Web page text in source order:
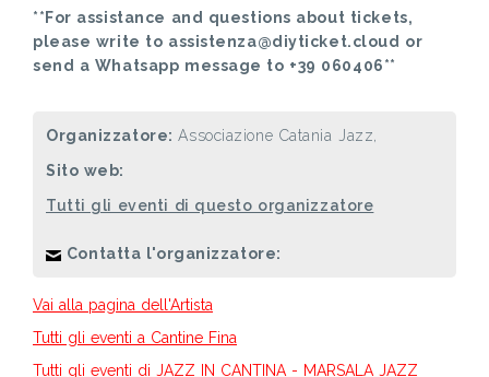
**For assistance and questions about tickets,
please write to assistenza@diyticket.cloud or
send a Whatsapp message to +39 060406**
Organizzatore:Associazione Catania Jazz,
Sito web:
Tutti gli eventi di questo organizzatore
Contatta l'organizzatore:
Vai alla pagina dell'Artista
Tutti gli eventi a Cantine Fina
Tutti gli eventi di JAZZ IN CANTINA - MARSALA JAZZ